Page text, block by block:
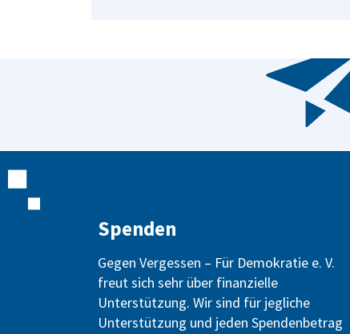
Spenden
Gegen Vergessen – Für Demokratie e. V.
freut sich sehr über finanzielle
Unterstützung. Wir sind für jegliche
Unterstützung und jeden Spendenbetrag